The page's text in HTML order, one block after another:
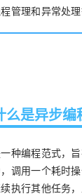
管理和异常处理
么是异步编
种编程范式，
调用一个耗时
执行其他任务